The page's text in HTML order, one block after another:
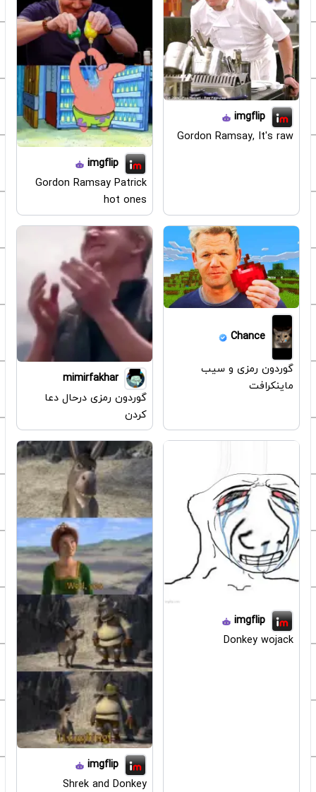
imgflip
Gordon Ramsay, It's raw
imgflip
Gordon Ramsay Patrick
hot ones
Chance
گوردون رمزی و سیب
ماینکرافت
mimirfakhar
گوردون رمزی درحال دعا
کردن
imgflip
Donkey wojack
imgflip
Shrek and Donkey